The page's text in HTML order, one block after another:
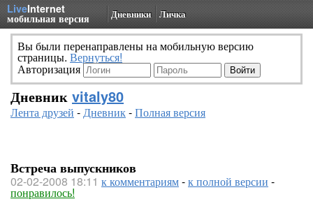
LiveInternet
мобильная версия Дневники Личка
Вы были перенаправлены на мобильную версию
страницы. Вернуться!
Авторизация
Дневник vitaly80
Лента друзей -Дневник-Полная версия
Встреча выпускников
02-02-2008 18:11 к комментариям-к полной версии -
понравилось!